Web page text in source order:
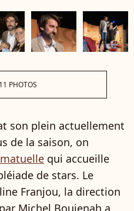
PHOTOS
son plein actuellement
de la saison, on
qui accueille
de stars. Le
Franjou, la direction
Michel Boujenah a